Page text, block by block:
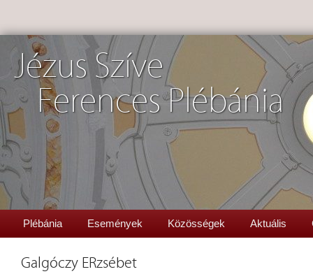
Jézus Szíve
Ferences Plébánia
Plébánia Események Közösségek Aktuális
Galgóczy ERzsébet